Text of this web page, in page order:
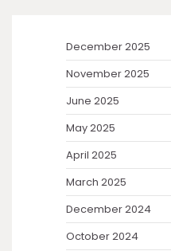
December 2025
November 2025
June 2025
May 2025
April 2025
March 2025
December 2024
October 2024